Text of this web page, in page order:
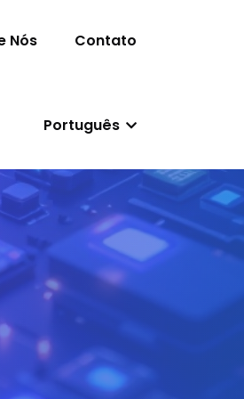
Nós Contato
Português